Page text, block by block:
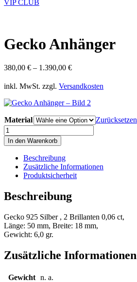
VIP CLUB
Gecko Anhänger
380,00 € – 1.390,00 €
inkl. MwSt. zzgl. Versandkosten
Material
Zurücksetzen
Gecko
Anhänger
Menge
In den Warenkorb
Beschreibung
Zusätzliche Informationen
Produktsicherheit
Beschreibung
Gecko 925 Silber , 2 Brillanten 0,06 ct,
Länge: 50 mm, Breite: 18 mm,
Gewicht: 6,0 gr.
Zusätzliche Informationen
Gewicht n. a.